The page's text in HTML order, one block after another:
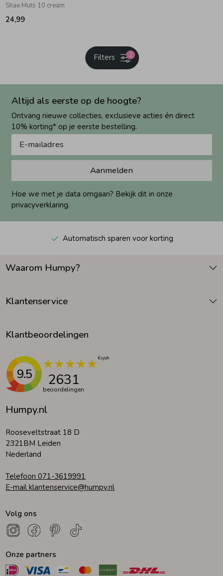
Shae Muts 10 cream
24,99
2
Filters
Altijd als eerste op de hoogte?
Ontvang nieuwe collecties, exclusieve acties én direct
10% korting* op je eerste bestelling.
Aanmelden
Hoe we met je data omgaan? Bekijk dit in onze
privacyverklaring.
Automatisch sparen voor korting
Humpy.nl
Rooseveltstraat 18 D
2321BM Leiden
Nederland
Telefoon 071-3619991
E-mail klantenservice@humpy.nl
Waarom Humpy?
Klantenservice
Klantbeoordelingen
9.5 2631
beoordelingen
Volg ons
Onze partners